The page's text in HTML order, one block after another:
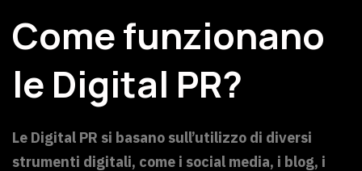
Come funzionano
le Digital PR?
Le Digital PR si basano sull’utilizzo di diversi
strumenti digitali, come i social media, i blog, i